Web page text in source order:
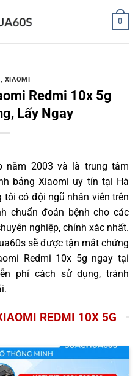
0
, XIAOMI
Redmi 10x 5g
Lấy Ngay
năm 2003 và là trung tâm
bảng Xiaomi uy tín tại Hà
tôi có đội ngũ nhân viên trên
chuẩn đoán bệnh cho các
nghiệp, chính xác nhất.
sẽ được tận mắt chứng
Redmi 10x 5g ngay tại
phí cách sử dụng, tránh
REDMI 10X 5G